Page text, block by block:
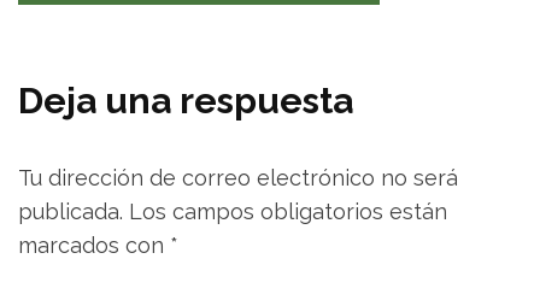
Deja una respuesta
Tu dirección de correo electrónico no será
publicada. Los campos obligatorios están
marcados con *